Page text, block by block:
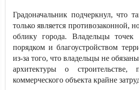
Градоначальник подчеркнул, что
только является противозаконной,
облику города. Владельцы точек
порядком и благоустройством
из-за того, что владельцы не
архитектуры о строительстве,
коммерческого объекта крайне